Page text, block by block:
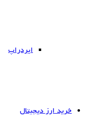
ایردراپ
خرید ارز دیجیتال